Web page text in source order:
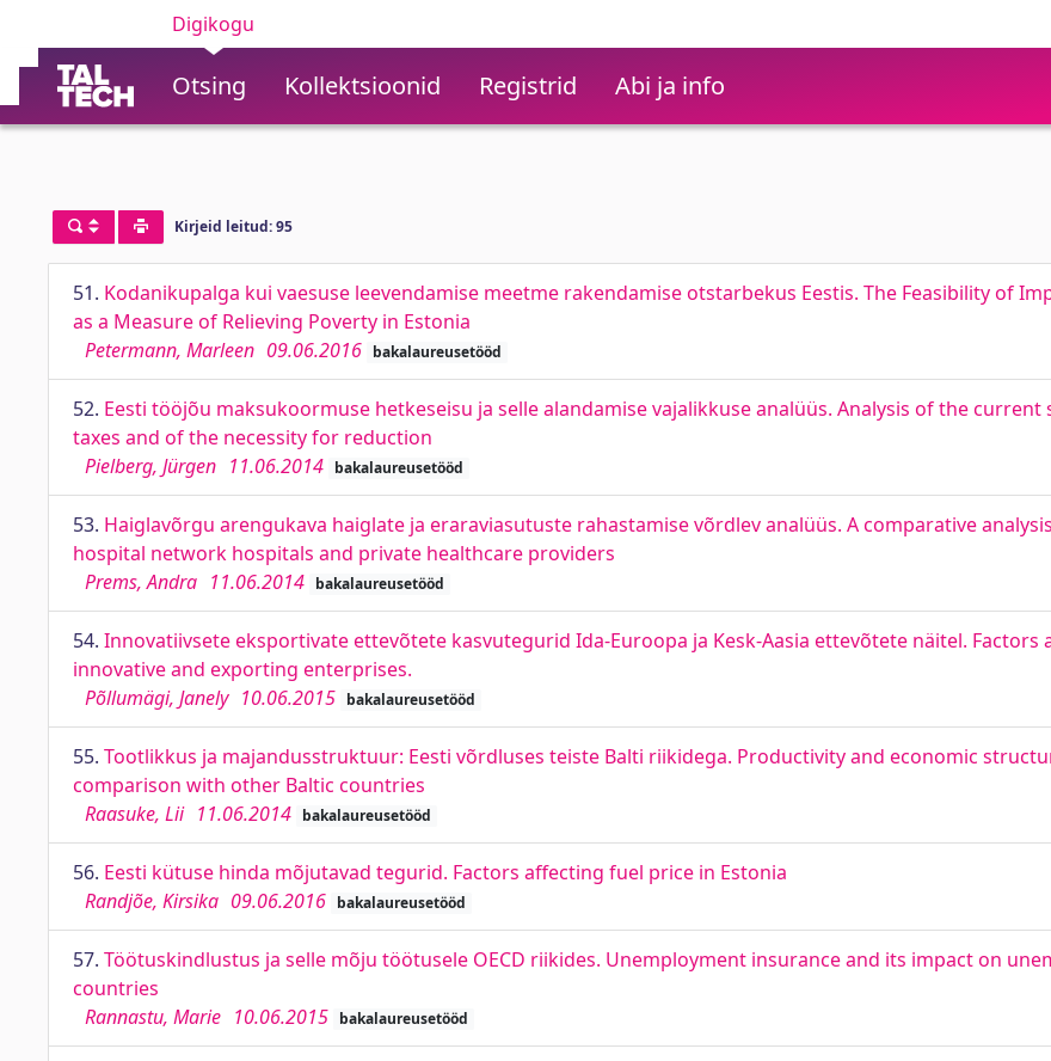
Digikogu
Otsing Kollektsioonid Registrid Abi ja info
Kirjeid leitud: 95
51. Kodanikupalga kui vaesuse leevendamise meetme rakendamise otstarbekus Eestis. The Feasibility of
as a Measure of Relieving Poverty in Estonia
Petermann, Marleen 09.06.2016 bakalaureusetööd
52. Eesti tööjõu maksukoormuse hetkeseisu ja selle alandamise vajalikkuse analüüs. Analysis of the
taxes and of the necessity for reduction
Pielberg, Jürgen 11.06.2014 bakalaureusetööd
53. Haiglavõrgu arengukava haiglate ja eraraviasutuste rahastamise võrdlev analüüs. A comparative
hospital network hospitals and private healthcare providers
Prems, Andra 11.06.2014 bakalaureusetööd
54. Innovatiivsete eksportivate ettevõtete kasvutegurid Ida-Euroopa ja Kesk-Aasia ettevõtete näitel.
innovative and exporting enterprises.
Põllumägi, Janely 10.06.2015 bakalaureusetööd
55. Tootlikkus ja majandusstruktuur: Eesti võrdluses teiste Balti riikidega. Productivity and economic
comparison with other Baltic countries
Raasuke, Lii 11.06.2014 bakalaureusetööd
56. Eesti kütuse hinda mõjutavad tegurid. Factors affecting fuel price in Estonia
Randjõe, Kirsika 09.06.2016 bakalaureusetööd
57. Töötuskindlustus ja selle mõju töötusele OECD riikides. Unemployment insurance and its impact on
countries
Rannastu, Marie 10.06.2015 bakalaureusetööd